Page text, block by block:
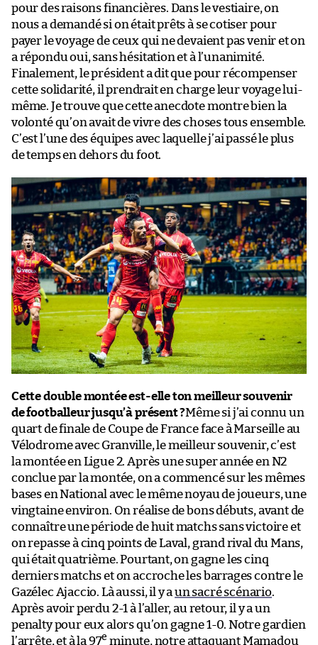
pour des raisons financières. Dans le vestiaire, on
nous a demandé si on était prêts à se cotiser pour
payer le voyage de ceux qui ne devaient pas venir et on
a répondu oui, sans hésitation et à l’unanimité.
Finalement, le président a dit que pour récompenser
cette solidarité, il prendrait en charge leur voyage lui-
même. Je trouve que cette anecdote montre bien la
volonté qu’on avait de vivre des choses tous ensemble.
C’est l’une des équipes avec laquelle j’ai passé le plus
de temps en dehors du foot.
Cette double montée est-elle ton meilleur souvenir
de footballeur jusqu’à présent ?Même si j’ai connu un
quart de finale de Coupe de France face à Marseille au
Vélodrome avec Granville, le meilleur souvenir, c’est
la montée en Ligue 2. Après une super année en N2
conclue par la montée, on a commencé sur les mêmes
bases en National avec le même noyau de joueurs, une
vingtaine environ. On réalise de bons débuts, avant de
connaître une période de huit matchs sans victoire et
on repasse à cinq points de Laval, grand rival du Mans,
qui était quatrième. Pourtant, on gagne les cinq
derniers matchs et on accroche les barrages contre le
Gazélec Ajaccio. Là aussi, il y a un sacré scénario.
Après avoir perdu 2-1 à l’aller, au retour, il y a un
penalty pour eux alors qu’on gagne 1-0. Notre gardien
l’arrête, et à la 97e minute, notre attaquant Mamadou